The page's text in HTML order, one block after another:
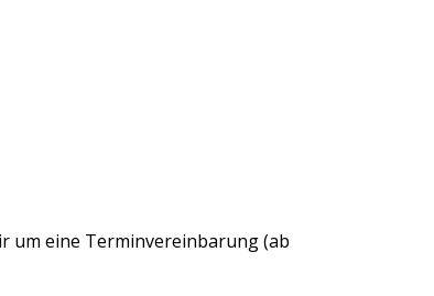
um eine Terminvereinbarung (ab